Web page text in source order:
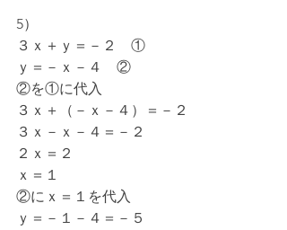
5）
３ｘ＋ｙ＝－２　①
ｙ＝－ｘ－４　②
②を①に代入
３ｘ＋（－ｘ－４）＝－２
３ｘ－ｘ－４＝－２
２ｘ＝２
ｘ＝１
②にｘ＝１を代入
ｙ＝－１－４＝－５